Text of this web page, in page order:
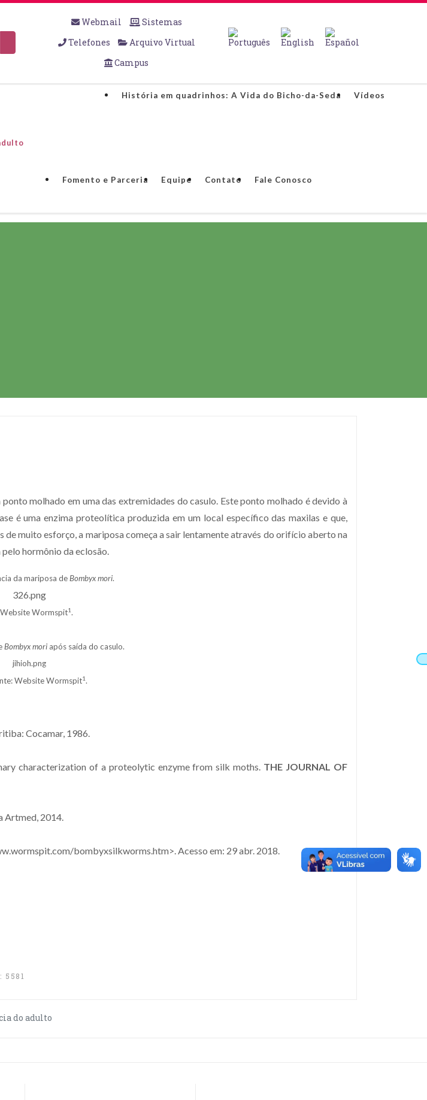
Webmail
Sistemas
Telefones
Arquivo Virtual
Campus
História em quadrinhos: A Vida do Bicho-da-Seda Vídeos
Fomento e Parceria Equipe Contato Fale Conosco
molhado em uma das extremidades do casulo. Este ponto molhado é devido à
é uma enzima proteolítica produzida em um local específico das maxilas e que,
muito esforço, a mariposa começa a sair lentamente através do orifício aberto na
hormônio da eclosão.
da mariposa deBombyx mori.
Wormspit1.
Bombyx mori após saída do casulo.
Website Wormspit1.
Cocamar, 1986.
characterization of a proteolytic enzyme from silk moths. THE JOURNAL OF
Artmed, 2014.
bombyxsilkworms.htm>. Acesso em: 29 abr. 2018.
5581
do adulto